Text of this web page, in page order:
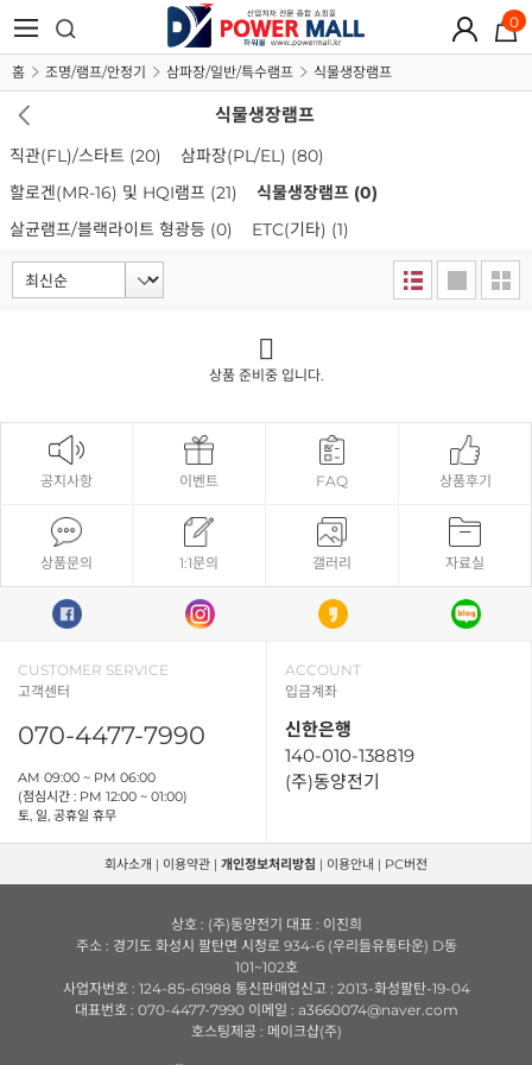
0
홈 조명/램프/안정기 삼파장/일반/특수램프 식물생장램프
식물생장램프
직관(FL)/스타트 (20) 삼파장(PL/EL) (80)
할로겐(MR-16) 및 HQI램프 (21) 식물생장램프 (0)
살균램프/블랙라이트 형광등 (0) ETC(기타) (1)
상품 준비중 입니다.
공지사항 이벤트 FAQ 상품후기
상품문의 1:1문의 갤러리 자료실
CUSTOMER SERVICE
고객센터
070-4477-7990
AM 09:00 ~ PM 06:00
(점심시간 : PM 12:00 ~ 01:00)
토, 일, 공휴일 휴무
ACCOUNT
입금계좌
신한은행
140-010-138819
(주)동양전기
회사소개 | 이용약관 | 개인정보처리방침 | 이용안내 | PC버전
상호 : (주)동양전기 대표 : 이진희
주소 : 경기도 화성시 팔탄면 시청로 934-6 (우리들유통타운) D동
101~102호
사업자번호 : 124-85-61988 통신판매업신고 : 2013-화성팔탄-19-04
대표번호 : 070-4477-7990 이메일 : a3660074@naver.com
호스팅제공 : 메이크샵(주)